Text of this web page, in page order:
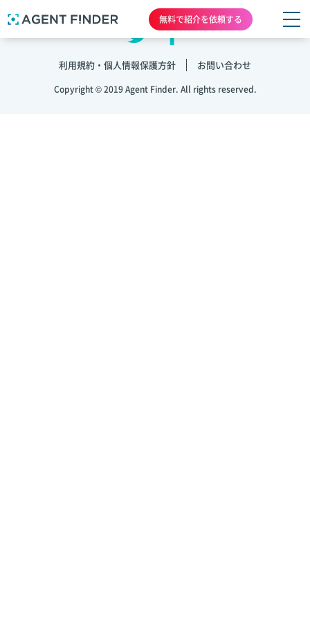
無料で紹介を依頼する
利用規約・個人情報保護方針 お問い合わせ
Copyright © 2019 Agent Finder. All rights reserved.